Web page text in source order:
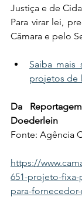
Justiça e de
Para virar lei,
Câmara e pelo
Saiba mais
projetos de
Da
Doederlein
Fonte: Agência
https://
651-projeto-fixa-
para-